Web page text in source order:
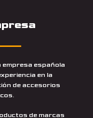
empresa española
en la
de accesorios
de marcas